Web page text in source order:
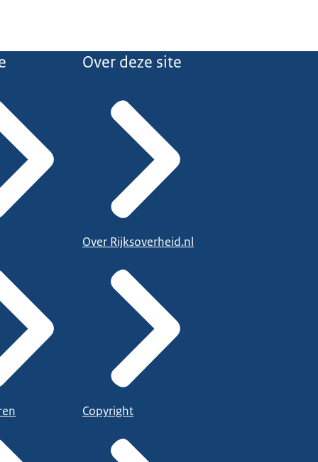
Over deze site
Over Rijksoverheid.nl
Copyright